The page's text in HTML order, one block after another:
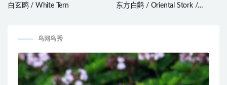
白玄鸥 / White Tern
东方白鹳 / Oriental Stork /
鸟网鸟秀